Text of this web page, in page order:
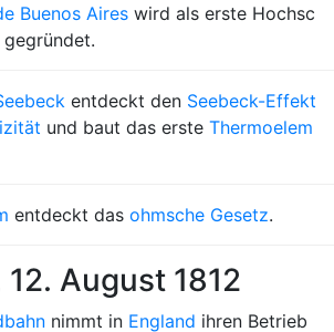
Buenos Aires wird als erste Hochsc
gegründet.
entdeckt den Seebeck-Effekt
und baut das erste Thermoelem
entdeckt das ohmsche Gesetz.
August 1812
nimmt in England ihren Betrieb